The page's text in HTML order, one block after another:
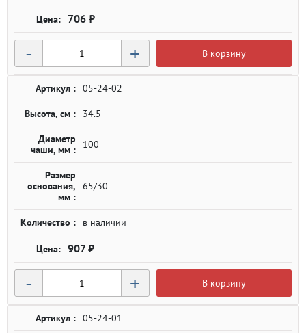
706 ₽
- + В корзину
Артикул : 05-24-02
Высота, см : 34.5
Диаметр
чаши, мм :
100
Размер
основания,
мм :
65/30
Количество : в наличии
907 ₽
- + В корзину
Артикул : 05-24-01